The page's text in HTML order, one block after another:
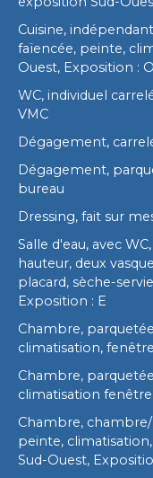
Cuisine,
faïencée, peinte,
Ouest, Exposition : O
WC, individuel
VMC
Dégagement,
Dégagement,
bureau
Dressing, fait sur
Salle d'eau, avec
hauteur, deux
placard, sèche-
Exposition : E
Chambre,
climatisation,
Chambre,
climatisation
Chambre,
peinte,
Sud-Ouest,